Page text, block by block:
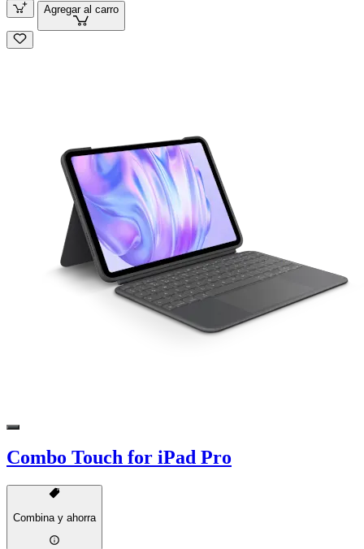
Agregar al carro
Combo Touch for iPad Pro
Combina y ahorra